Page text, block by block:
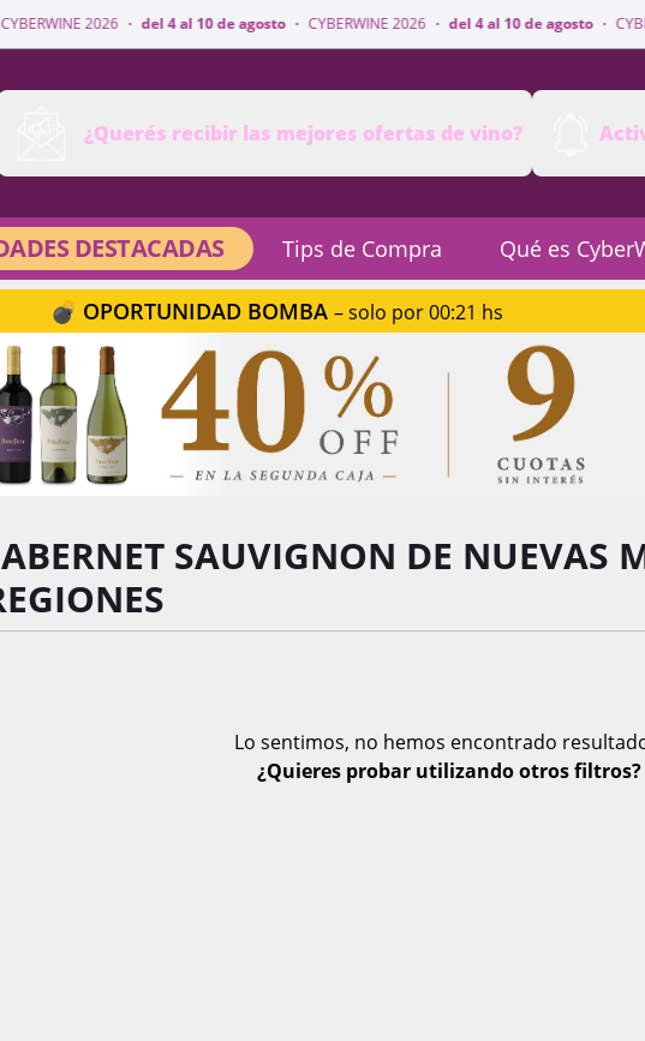
· del 4 al 10 de agosto · CYBERWINE 2026 · del 4 al 10 de agosto · CYBERWINE 2026 ·
¿Querés recibir las mejores ofertas de vino?
DESTACADAS Tips de Compra Qué es
💣 OPORTUNIDAD BOMBA – solo por 00:21 hs
SAUVIGNON DE NUEVAS
Lo sentimos, no hemos encontrado
¿Quieres probar utilizando otros filtros?